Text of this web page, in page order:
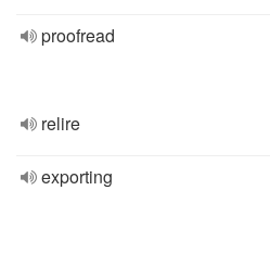
proofread
relire
exporting